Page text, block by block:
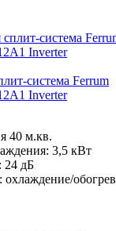
система Ferrum
Inverter
40 м.кв.
3,5 кВт
24 дБ
обогрев